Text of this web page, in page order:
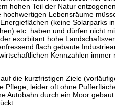
hohen Teil der Natur
Lebensräume
(keine Solarparks
etc. haben und dürfen nicht
exorbitant hohe
flach gebaute
Kennzahlen immer
die kurzfristigen Ziele
Pflege, leider oft ohne
Autobahn durch ein Moor